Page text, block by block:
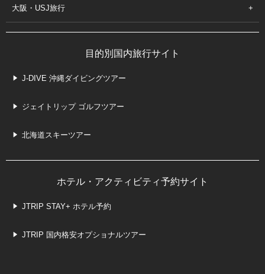
大阪・USJ旅行
目的別国内旅行サイト
J-DIVE 沖縄ダイビングツアー
ジェイトリップ ゴルフツアー
北海道スキーツアー
ホテル・アクティビティ予約サイト
JTRIP STAY+ ホテル予約
JTRIP 国内格安オプショナルツアー